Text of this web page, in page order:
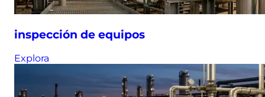
inspección de equipos
Explora